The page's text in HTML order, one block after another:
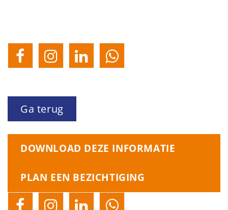
Ga terug
DOWNLOAD DEZE INFORMATIE
PLAN EEN BEZICHTIGING